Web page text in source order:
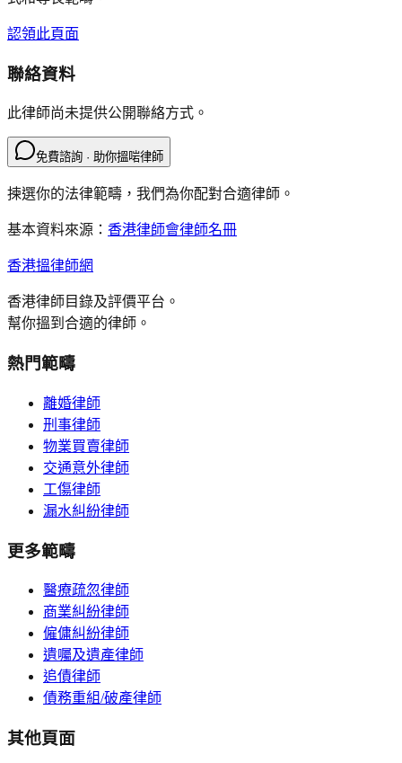
認領此頁面
聯絡資料
此律師尚未提供公開聯絡方式。
免費諮詢 · 助你搵啱律師
揀選你的法律範疇，我們為你配對合適律師。
基本資料來源： 香港律師會律師名冊
香港搵律師網
香港律師目錄及評價平台。
幫你搵到合適的律師。
熱門範疇
離婚律師
刑事律師
物業買賣律師
交通意外律師
工傷律師
漏水糾紛律師
更多範疇
醫療疏忽律師
商業糾紛律師
僱傭糾紛律師
遺囑及遺產律師
追債律師
債務重組/破產律師
其他頁面